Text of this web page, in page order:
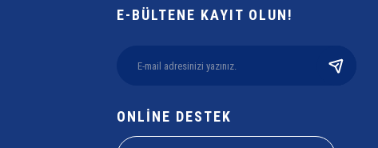
E-BÜLTENE KAYIT OLUN!
ONLİNE DESTEK